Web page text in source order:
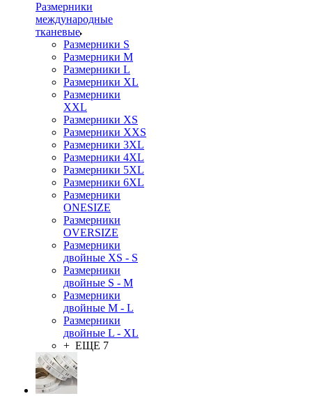
Размерники
международные
тканевые
Размерники S
Размерники M
Размерники L
Размерники XL
Размерники
XXL
Размерники XS
Размерники XXS
Размерники 3XL
Размерники 4XL
Размерники 5XL
Размерники 6XL
Размерники
ONESIZE
Размерники
OVERSIZE
Размерники
двойные XS - S
Размерники
двойные S - M
Размерники
двойные M - L
Размерники
двойные L - XL
+ ЕЩЕ 7